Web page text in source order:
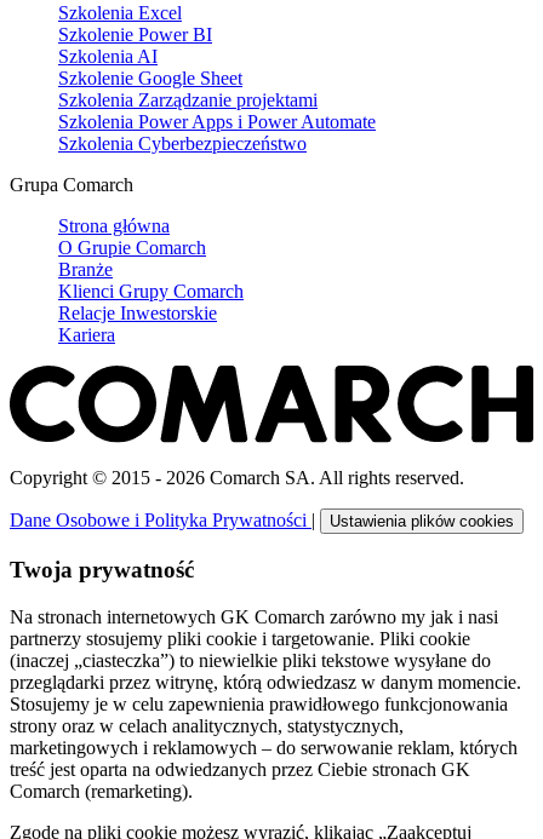
Szkolenia Excel
Szkolenie Power BI
Szkolenia AI
Szkolenie Google Sheet
Szkolenia Zarządzanie projektami
Szkolenia Power Apps i Power Automate
Szkolenia Cyberbezpieczeństwo
Grupa Comarch
Strona główna
O Grupie Comarch
Branże
Klienci Grupy Comarch
Relacje Inwestorskie
Kariera
Copyright © 2015 - 2026 Comarch SA. All rights reserved.
Dane Osobowe i Polityka Prywatności | Ustawienia plików cookies
Twoja prywatność
Na stronach internetowych GK Comarch zarówno my jak i nasi
partnerzy stosujemy pliki cookie i targetowanie. Pliki cookie
(inaczej „ciasteczka”) to niewielkie pliki tekstowe wysyłane do
przeglądarki przez witrynę, którą odwiedzasz w danym momencie.
Stosujemy je w celu zapewnienia prawidłowego funkcjonowania
strony oraz w celach analitycznych, statystycznych,
marketingowych i reklamowych – do serwowanie reklam, których
treść jest oparta na odwiedzanych przez Ciebie stronach GK
Comarch (remarketing).
Zgodę na pliki cookie możesz wyrazić, klikając „Zaakceptuj